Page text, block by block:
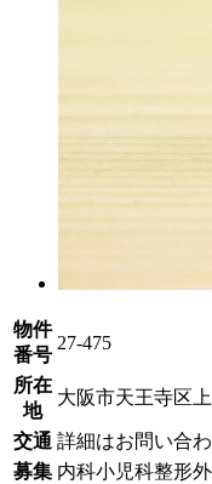
物件
番号
27-475
所在
地
大阪市天王寺区
交通 詳細はお問い合わ
募集 内科小児科整形